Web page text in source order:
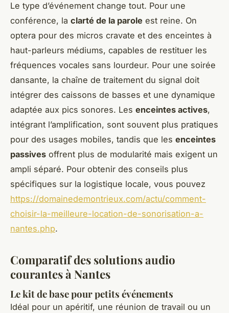
Le type d’événement change tout. Pour une
conférence, la clarté de la parole est reine. On
optera pour des micros cravate et des enceintes à
haut-parleurs médiums, capables de restituer les
fréquences vocales sans lourdeur. Pour une soirée
dansante, la chaîne de traitement du signal doit
intégrer des caissons de basses et une dynamique
adaptée aux pics sonores. Les enceintes actives,
intégrant l’amplification, sont souvent plus pratiques
pour des usages mobiles, tandis que les enceintes
passives offrent plus de modularité mais exigent un
ampli séparé. Pour obtenir des conseils plus
spécifiques sur la logistique locale, vous pouvez
https://domainedemontrieux.com/actu/comment-
choisir-la-meilleure-location-de-sonorisation-a-
nantes.php.
Comparatif des solutions audio
courantes à Nantes
Le kit de base pour petits événements
Idéal pour un apéritif, une réunion de travail ou un